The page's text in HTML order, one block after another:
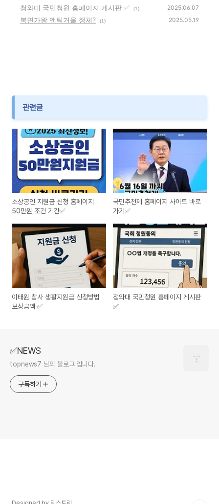
(3)
청와대 국민청원 홈페이지 게시판 ✅ (1) 2025.06.07
복면가왕 앤틱거울 정체? (1) 2025.05.19
관련글
소상공인 지원금 신청 홈페이지
50만원 조건 기간✅
국민추천제 홈페이지 사이트 바로
가기✅
이태원 참사 생활지원금 신청방법
보상금액 ✅
청와대 국민청원 홈페이지 게시판
✅
✅NEWS
topnews7 님의 블로그 입니다.
구독하기